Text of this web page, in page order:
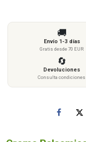
🚚
Envío 1-3 días
Gratis desde 70 EUR
🔄
Devoluciones
Consulta condiciones